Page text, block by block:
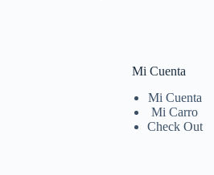
Mi Cuenta
Mi Cuenta
Mi Carro
Check Out